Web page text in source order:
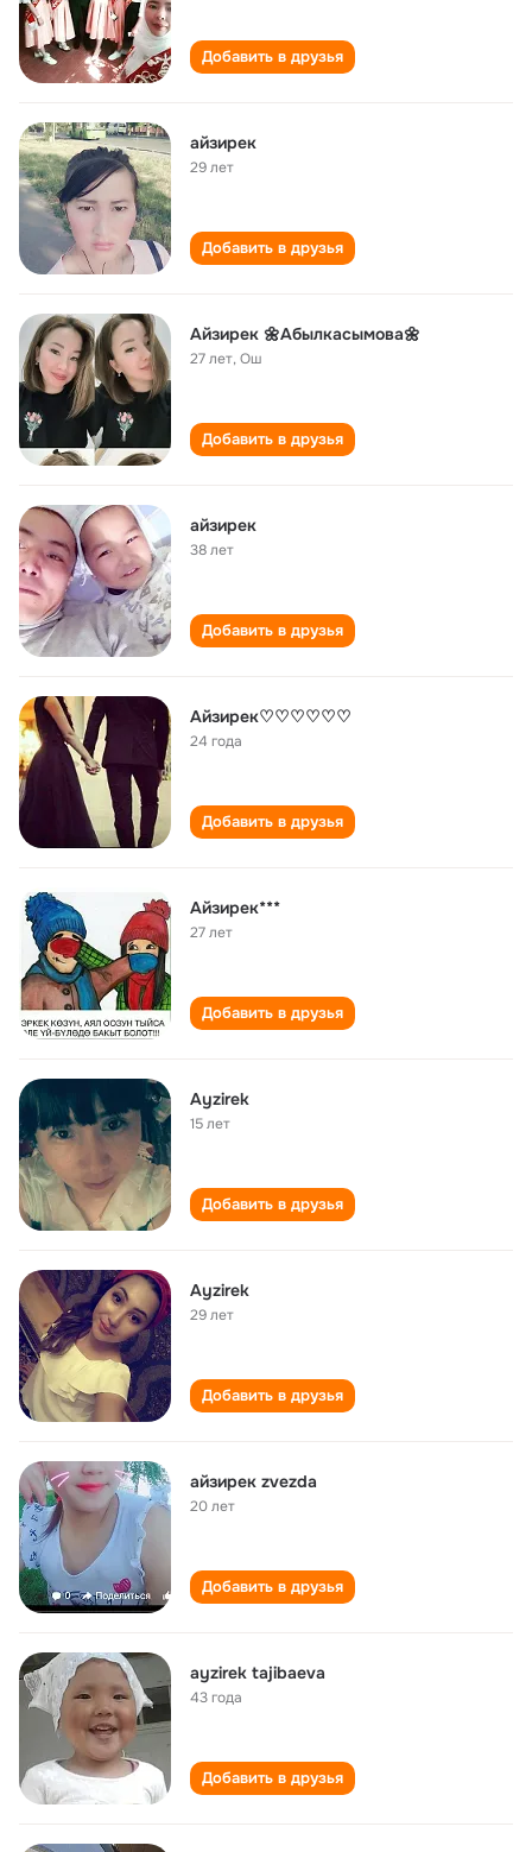
Добавить в друзья
айзирек
29 лет
Добавить в друзья
Айзирек 🌼Абылкасымова🌼
27 лет,Ош
Добавить в друзья
айзирек
38 лет
Добавить в друзья
Айзирек♡♡♡♡♡♡
24 года
Добавить в друзья
Айзирек***
27 лет
Добавить в друзья
Ayzirek
15 лет
Добавить в друзья
Ayzirek
29 лет
Добавить в друзья
айзирек zvezda
20 лет
Добавить в друзья
ayzirek tajibaeva
43 года
Добавить в друзья